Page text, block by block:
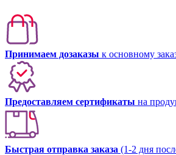
Принимаем дозаказы к основному
Предоставляем сертификаты на
Быстрая отправка заказа (1-2 дня